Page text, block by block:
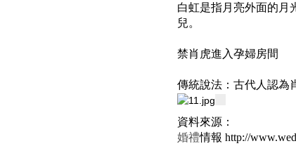
白虹是指月亮外面的月
兒。
禁肖虎進入孕婦房間
傳統說法：古代人認為
資料來源：
婚禮情報 http://